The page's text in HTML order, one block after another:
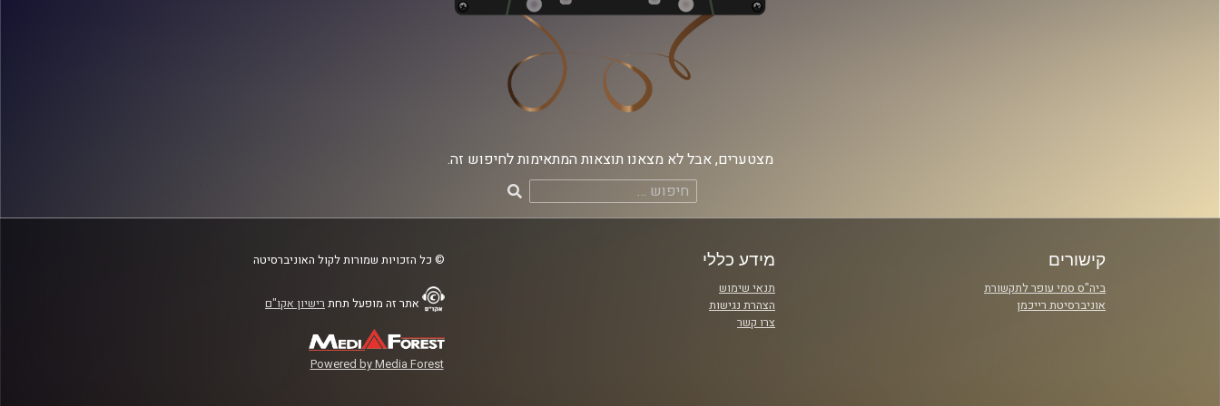
מצטערים, אבל לא מצאנו תוצאות המתאימות לחיפוש זה.
חיפוש:
קישורים
ביה"ס סמי עופר לתקשורת
אוניברסיטת רייכמן
מידע כללי
תנאי שימוש
הצהרת נגישות
צרו קשר
© כל הזכויות שמורות לקול האוניברסיטה
אתר זה מופעל תחת רישיון אקו"ם
Powered by Media Forest